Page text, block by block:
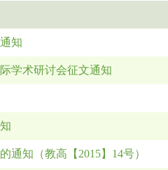
知
学术研讨会征文通知
通知（教高【2015】14号）